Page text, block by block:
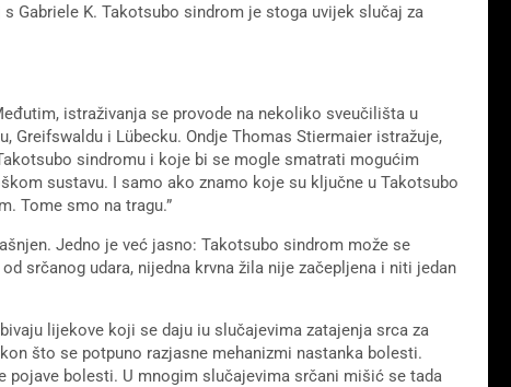
Gabriele K. Takotsubo sindrom je stoga uvijek slučaj za
istraživanja se provode na nekoliko sveučilišta u
Greifswaldu i Lübecku. Ondje Thomas Stiermaier istražuje,
sindromu i koje bi se mogle smatrati mogućim
sustavu. I samo ako znamo koje su ključne u Takotsubo
Tome smo na tragu.”
Jedno je već jasno: Takotsubo sindrom može se
srčanog udara, nijedna krvna žila nije začepljena i niti jedan
lijekove koji se daju iu slučajevima zatajenja srca za
što se potpuno razjasne mehanizmi nastanka bolesti.
pojave bolesti. U mnogim slučajevima srčani mišić se tada